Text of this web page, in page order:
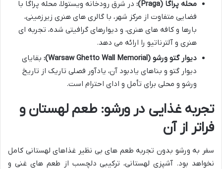
محله پراگا (Praga):
در شرق رودخانه ویستولا، محله پراگا با
فضایی متفاوت از مرکز شهر، با گالری های هنری زیرزمینی،
بارها و کافه های هنری، و دیوارهای گرافیتی شده، تجربه ای
هنری و آلترناتیو را ارائه می دهد.
دیوار گتو ورشو (Warsaw Ghetto Wall Memorial):
بقایای
دیوار گتو و بناهای یادبود آن، یادآور فصلی تاریک از تاریخ
ورشو و محلی برای تأمل و ادای احترام است.
تجربه غذایی در ورشو: طعم لهستان و
فراتر از آن
سفر به ورشو بدون تجربه طعم های بی نظیر غذاهای لهستانی کامل
نخواهد بود. آشپزی لهستانی، ترکیبی دلچسب از طعم های غنی و